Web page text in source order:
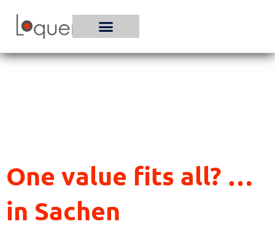
Inhalt
One value fits all? …
in Sachen